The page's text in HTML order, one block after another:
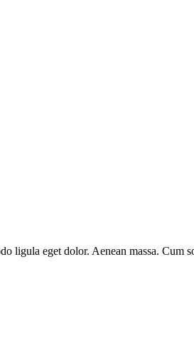
ligula eget dolor. Aenean massa. Cum